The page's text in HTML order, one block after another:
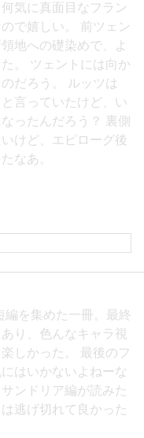
気に真面目なフラン
で嬉しい。 前ツェン
地への礎染めで、よ
。 ツェントには向か
だろう。 ルッツは
言っていたけど、い
ったんだろう？ 裏側
けど、エピローグ後
なあ。
編を集めた一冊。最終
り、色んなキャラ視
しかった。 最後のフ
はいかないよねーな
ンドリア編が読みた
逃げ切れて良かった